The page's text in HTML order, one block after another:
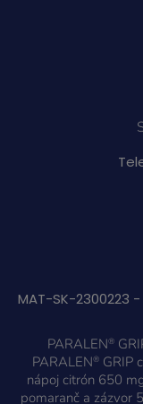
MAT-SK-2300223
PARALEN®
PARALEN®GRIP
nápoj citrón 650
pomaranč a zázvor